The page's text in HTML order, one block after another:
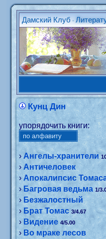
Дамский Клуб •
Кунц Дин
упорядочить книги:
›Ангелы-хранители
›Античеловек
›Апокалипсис
›Багровая ведьма 1/
› Безжалостный
›Брат Томас 3/4.67
› Видение 4/5.00
›Во мраке лесов